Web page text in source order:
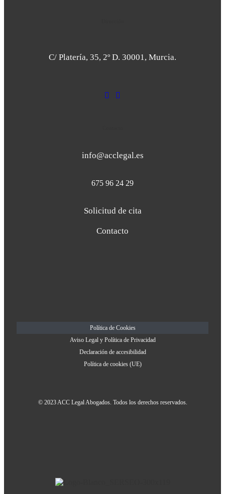
C/ Platería, 35, 2º D. 30001, Murcia.
info@acclegal.es
675 96 24 29
Solicitud de cita
Contacto
Política de Cookies
Aviso Legal y Política de Privacidad
Declaración de accesibilidad
Política de cookies (UE)
© 2023 ACC Legal Abogados. Todos los derechos reservados.